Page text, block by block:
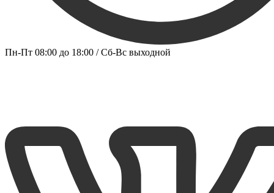
Пн-Пт 08:00 до 18:00 / Сб-Вс выходной